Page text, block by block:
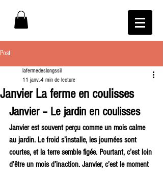
Post
Janvier La ferme en coulisses
lafermedeslongssil
11 janv.4 min de lecture
Janvier – Le jardin en coulisses
Janvier est souvent perçu comme un mois calme
au jardin. Le froid s’installe, les journées sont
courtes, et la terre semble figée. Pourtant, c’est loin
d’être un mois d’inaction. Janvier, c’est le moment